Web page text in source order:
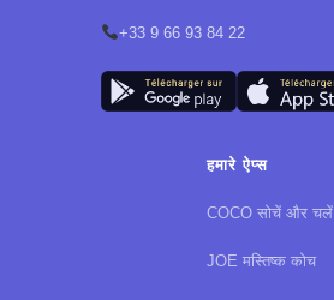
+33 9 66 93 84 22
हमारे ऐप्स
COCO सोचें और चलें
JOE मस्तिष्क कोच